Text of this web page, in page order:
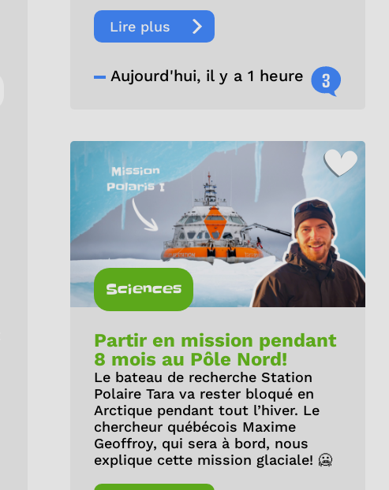
Lire plus
Aujourd'hui, il y a 1 heure 3
Sciences
Partir en mission pendant
8 mois au Pôle Nord!
Le bateau de recherche Station
Polaire Tara va rester bloqué en
Arctique pendant tout l’hiver. Le
chercheur québécois Maxime
Geoffroy, qui sera à bord, nous
explique cette mission glaciale! 🥶